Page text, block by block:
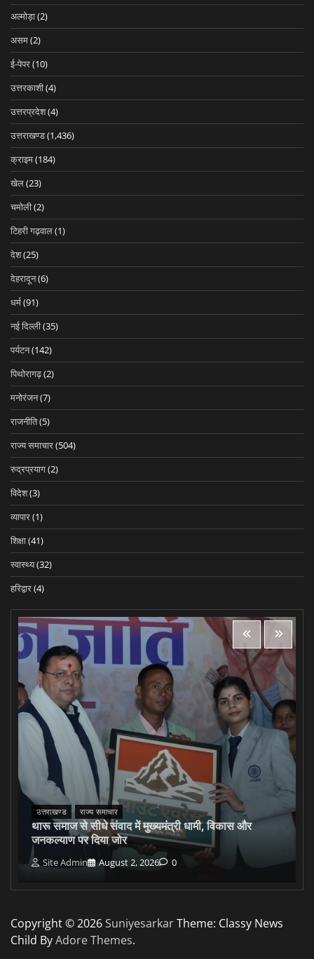
अल्मोड़ा(2)
असम(2)
ई-पेपर(10)
उत्तरकाशी(4)
उत्तरप्रदेश(4)
उत्तराखण्ड(1,436)
क्राइम(184)
खेल(23)
चमोली(2)
टिहरी गढ़वाल(1)
देश(25)
देहरादून(6)
धर्म(91)
नई दिल्ली(35)
पर्यटन(142)
पिथोरागढ़(2)
मनोरंजन(7)
राजनीति(5)
राज्य समाचार(504)
रुद्रप्रयाग(2)
विदेश(3)
व्यापार(1)
शिक्षा(41)
स्वास्थ्य(32)
हरिद्वार(4)
उत्तराखण्ड राज्य समाचार
थारू समाज से सीधे संवाद में मुख्यमंत्री धामी, विकास और
जनकल्याण पर दिया जोर
Site Admin August 2, 2026 0
Copyright © 2026SuniyesarkarTheme: Classy News
Child ByAdore Themes.